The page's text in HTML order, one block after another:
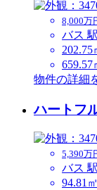
8,000万
バス
202.75
659.57
物件の詳細
ハートフ
5,390万
バス
94.81